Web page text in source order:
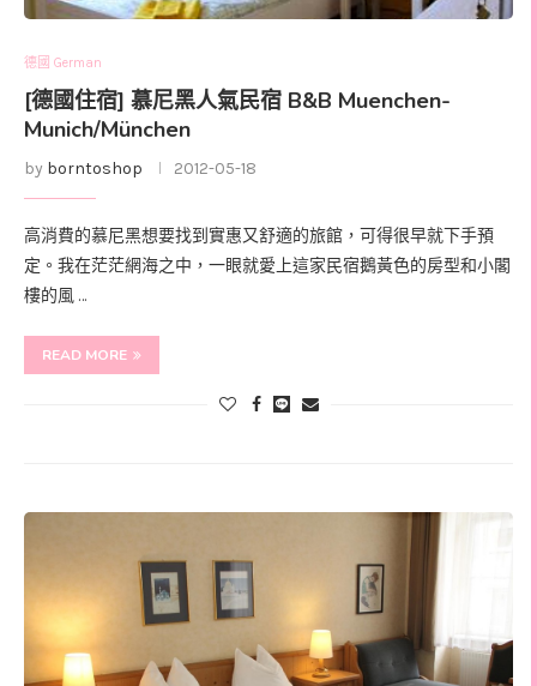
德國 German
[德國住宿] 慕尼黑人氣民宿 B&B Muenchen-
Munich/München
by borntoshop 2012-05-18
高消費的慕尼黑想要找到實惠又舒適的旅館，可得很早就下手預
定。我在茫茫網海之中，一眼就愛上這家民宿鵝黃色的房型和小閣
樓的風 …
READ MORE